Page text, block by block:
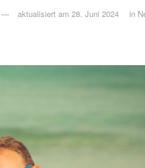
aktualisiert am 28. Juni 2024 in